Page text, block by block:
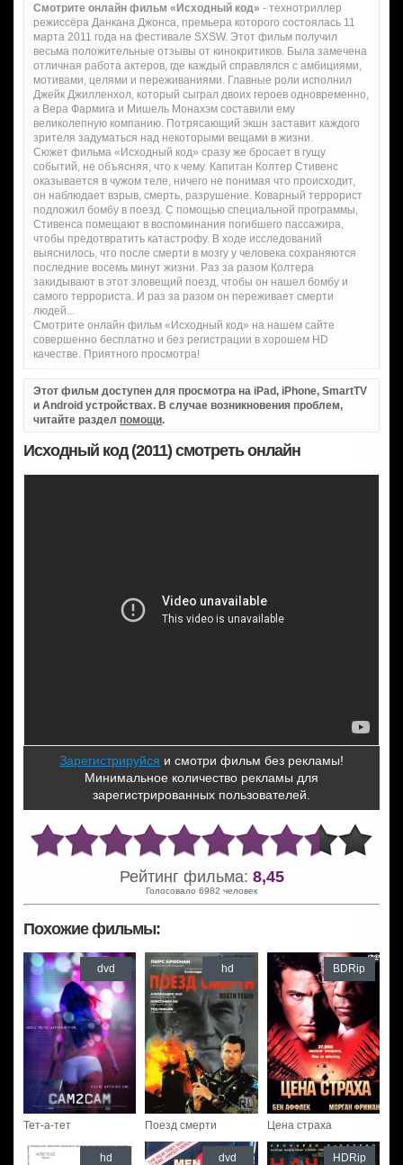
Смотрите онлайн фильм «Исходный код» - технотриллер
режиссёра Данкана Джонса, премьера которого состоялась 11
марта 2011 года на фестивале SXSW. Этот фильм получил
весьма положительные отзывы от кинокритиков. Была замечена
отличная работа актеров, где каждый справлялся с амбициями,
мотивами, целями и переживаниями. Главные роли исполнил
Джейк Джилленхол, который сыграл двоих героев одновременно,
а Вера Фармига и Мишель Монахэм составили ему
великолепную компанию. Потрясающий экшн заставит каждого
зрителя задуматься над некоторыми вещами в жизни.
Сюжет фильма «Исходный код» сразу же бросает в гущу
событий, не объясняя, что к чему. Капитан Колтер Стивенс
оказывается в чужом теле, ничего не понимая что происходит,
он наблюдает взрыв, смерть, разрушение. Коварный террорист
подложил бомбу в поезд. С помощью специальной программы,
Стивенса помещают в воспоминания погибшего пассажира,
чтобы предотвратить катастрофу. В ходе исследований
выяснилось, что после смерти в мозгу у человека сохраняются
последние восемь минут жизни. Раз за разом Колтера
закидывают в этот зловещий поезд, чтобы он нашел бомбу и
самого террориста. И раз за разом он переживает смерти
людей...
Смотрите онлайн фильм «Исходный код» на нашем сайте
совершенно бесплатно и без регистрации в хорошем HD
качестве. Приятного просмотра!
Этот фильм доступен для просмотра на iPad, iPhone, SmartTV
и Android устройствах. В случае возникновения проблем,
читайте раздел помощи.
Исходный код (2011) смотреть онлайн
Зарегистрируйся и смотри фильм без рекламы!
Минимальное количество рекламы для
зарегистрированных пользователей.
Рейтинг фильма: 8,45
Голосовало 6982 человек
Похожие фильмы:
Тет-а-тет
dvd
Поезд смерти
hd
Цена страха
BDRip
hd dvd HDRip